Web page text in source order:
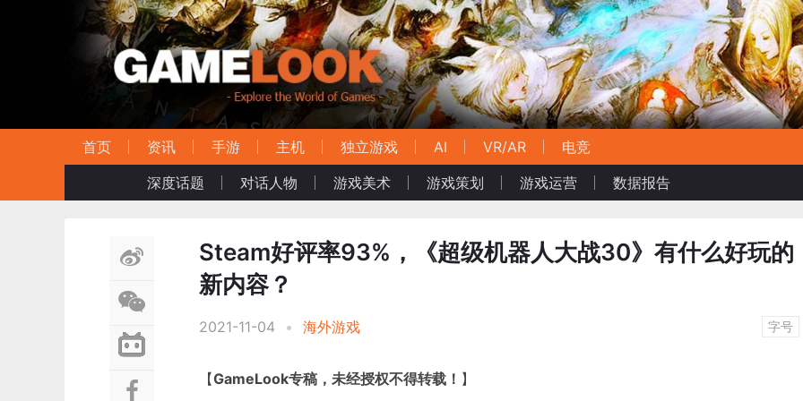
首页 资讯 手游 主机 独立游戏 AI VR/AR
电竞
深度话题
对话人物 游戏美术 游戏策划 游戏运营 数据报告
Steam好评率93%，《超级机器人大战30》有什么好玩的
新内容？
2021-11-04 • 海外游戏 字号
【GameLook专稿，未经授权不得转载！ 】